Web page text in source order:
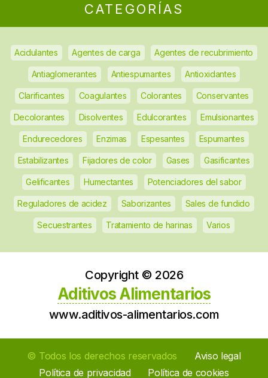
CATEGORÍAS
Acidulantes Agentes de carga Agentes de recubrimiento
Antiaglomerantes Antiespumantes Antioxidantes
Clarificantes Coagulantes Colorantes Conservantes
Decolorantes Disolventes Edulcorantes Emulsionantes
Endurecedores Enzimas Espesantes Espumantes
Estabilizantes Fijadores de color Gases Gasificantes
Gelificantes Humectantes Potenciadores del sabor
Reguladores de acidez Saborizantes Sales de fundido
Secuestrantes Tratamiento de harinas Varios
Copyright © 2026
Aditivos Alimentarios
www.aditivos-alimentarios.com
© Todos los derechos reservados
Aviso legal
Política de privacidad
Política de cookies